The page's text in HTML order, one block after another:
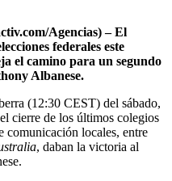
Agencias) – El
federales este
el camino para un segundo
Albanese.
(12:30 CEST) del sábado,
cierre de los últimos colegios
comunicación locales, entre
, daban la victoria al